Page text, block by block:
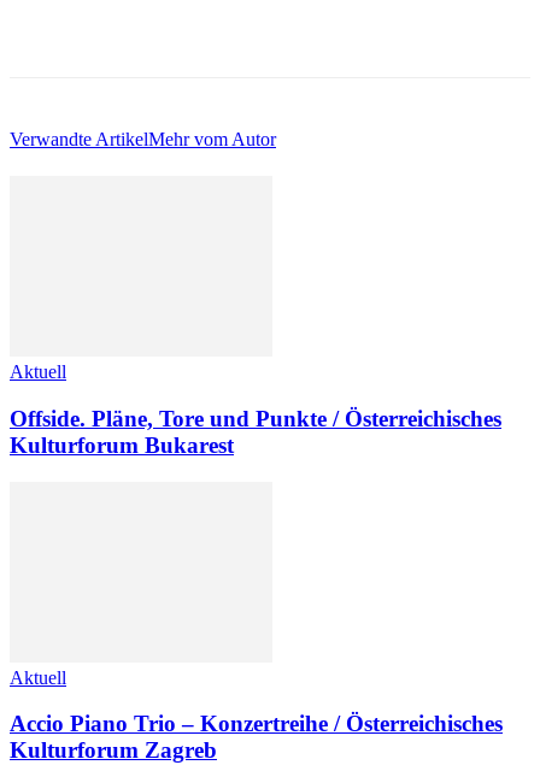
Verwandte ArtikelMehr vom Autor
Aktuell
Offside. Pläne, Tore und Punkte / Österreichisches
Kulturforum Bukarest
Aktuell
Accio Piano Trio – Konzertreihe / Österreichisches
Kulturforum Zagreb